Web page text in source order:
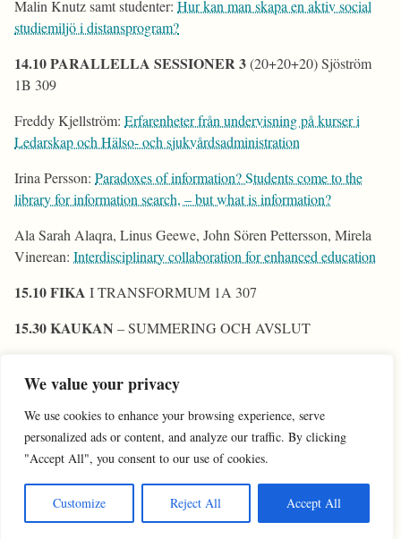
We value your privacy
We use cookies to enhance your browsing experience, serve
personalized ads or content, and analyze our traffic. By clicking
"Accept All", you consent to our use of cookies.
Customize Reject All Accept All
Malin Knutz samt studenter: Hur kan man skapa en aktiv social
studiemiljö i distansprogram?
14.10 PARALLELLA SESSIONER 3(20+20+20) Sjöström
1B 309
Freddy Kjellström: Erfarenheter från undervisning på kurser i
Ledarskap och Hälso- och sjukvårdsadministration
Irina Persson: Paradoxes of information? Students come to the
library for information search, – but what is information?
Ala Sarah Alaqra, Linus Geewe, John Sören Pettersson, Mirela
Vinerean: Interdisciplinary collaboration for enhanced education
15.10 FIKA I TRANSFORMUM 1A 307
15.30 KAUKAN – SUMMERING OCH AVSLUT